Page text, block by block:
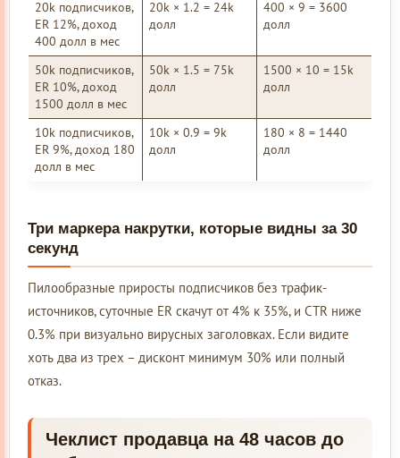
20k подписчиков,
ER 12%, доход
400 долл в мес
20k × 1.2 = 24k
долл
400 × 9 = 3600
долл
50k подписчиков,
ER 10%, доход
1500 долл в мес
50k × 1.5 = 75k
долл
1500 × 10 = 15k
долл
10k подписчиков,
ER 9%, доход 180
долл в мес
10k × 0.9 = 9k
долл
180 × 8 = 1440
долл
Три маркера накрутки, которые видны за 30
секунд
Пилообразные приросты подписчиков без трафик-
источников, суточные ER скачут от 4% к 35%, и CTR ниже
0.3% при визуально вирусных заголовках. Если видите
хоть два из трех – дисконт минимум 30% или полный
отказ.
Чеклист продавца на 48 часов до